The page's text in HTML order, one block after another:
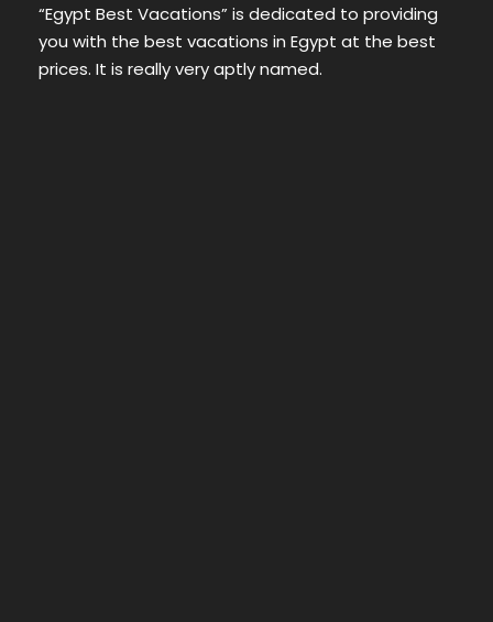
“Egypt Best Vacations” is dedicated to providing
you with the best vacations in Egypt at the best
prices. It is really very aptly named.